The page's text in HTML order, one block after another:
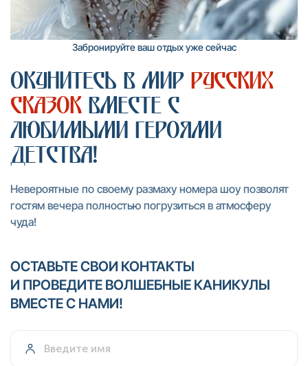
Забронируйте ваш отдых уже сейчас
окунитесь в мир Русских
сказоквместе с
любимыми героями
детства!
Невероятные по своему размаху номера шоу позволят
гостям вечера полностью погрузиться в атмосферу
чуда!
ОСТАВЬТЕ СВОИ КОНТАКТЫ
И ПРОВЕДИТЕ ВОЛШЕБНЫЕ КАНИКУЛЫ
ВМЕСТЕ С НАМИ!